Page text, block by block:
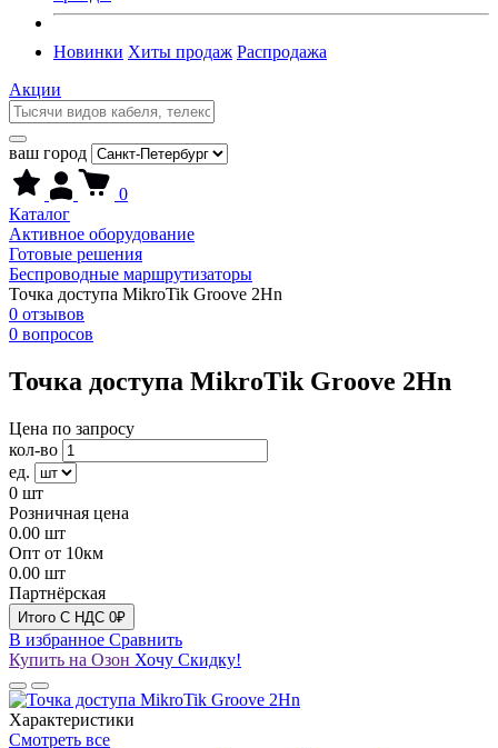
Новинки Хиты продаж Распродажа
Акции
ваш город
0
Каталог
Активное оборудование
Готовые решения
Беспроводные маршрутизаторы
Точка доступа MikroTik Groove 2Hn
0 отзывов
0 вопросов
Точка доступа MikroTik Groove 2Hn
Цена по запросу
кол-во
ед.
0 шт
Розничная цена
0.00 шт
Опт от 10км
0.00 шт
Партнёрская
Итого C НДС 0₽
В избранное Сравнить
Купить на Озон Хочу Скидку!
Характеристики
Смотреть все